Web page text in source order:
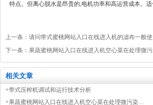
特点。但离心脱水是昂贵的,电机功率和高运营成本。适
上一条： 请问带式蜜桃网站入口在线进入机的滤布一般使用
下一条： 果蔬蜜桃网站入口在线进入机空心菜在处理微
相关文章
+带式压榨机调试和运行技术分析
+果蔬蜜桃网站入口在线进入机空心菜在处理微污染河水中的应用